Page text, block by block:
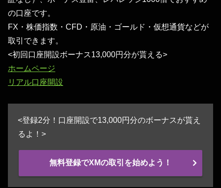
の口座です。
FX・株価指数・CFD・原油・ゴールド・仮想通貨などが
取引できます。
<初回口座開設ボーナス13,000円分が貰える>
ホームページ
リアル口座開設
<登録2分！口座開設で13,000円分のボーナスが貰え
るよ！>
無料登録でXMの取引を始めよう！